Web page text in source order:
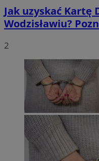
Jak uzyskać Kartę
Wodzisławiu?
2